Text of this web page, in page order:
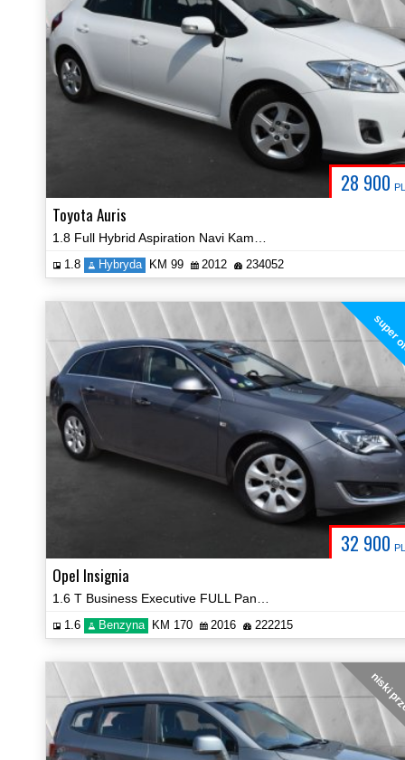
28 900
Toyota Auris
1.8 Hybryda KM 99 2012 234052
32 900
Opel Insignia
1.6 Benzyna KM 170 2016 222215
niski